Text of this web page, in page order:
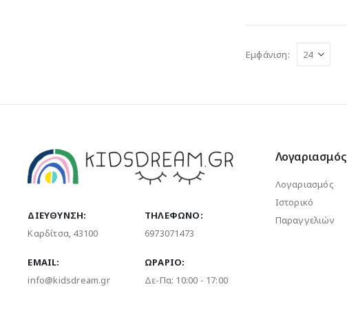
Εμφάνιση:
ΔΙΕΎΘΥΝΣΗ:
Καρδίτσα, 43100
ΤΗΛΈΦΩΝΟ:
6973071473
EMAIL:
info@kidsdream.gr
ΩΡΆΡΙΟ:
Δε-Πα: 10:00 - 17:00
Λογαριασμός
Λογαριασμός
Ιστορικό
Παραγγελιών